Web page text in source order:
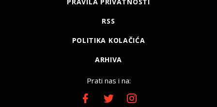
RSS
POLITIKA KOLAČIĆA
ARHIVA
Prati nas i na: